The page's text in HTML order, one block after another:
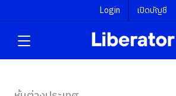
Login เปิดบัญชี